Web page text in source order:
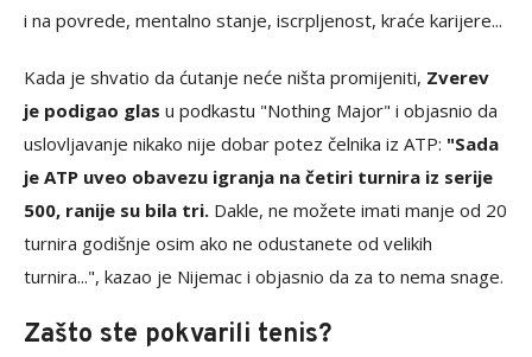
i na povrede, mentalno stanje, iscrpljenost, kraće karijere...
Kada je shvatio da ćutanje neće ništa promijeniti, Zverev
je podigao glas u podkastu "Nothing Major" i objasnio da
uslovljavanje nikako nije dobar potez čelnika iz ATP: "Sada
je ATP uveo obavezu igranja na četiri turnira iz serije
500, ranije su bila tri. Dakle, ne možete imati manje od 20
turnira godišnje osim ako ne odustanete od velikih
turnira...", kazao je Nijemac i objasnio da za to nema snage.
Zašto ste pokvarili tenis?